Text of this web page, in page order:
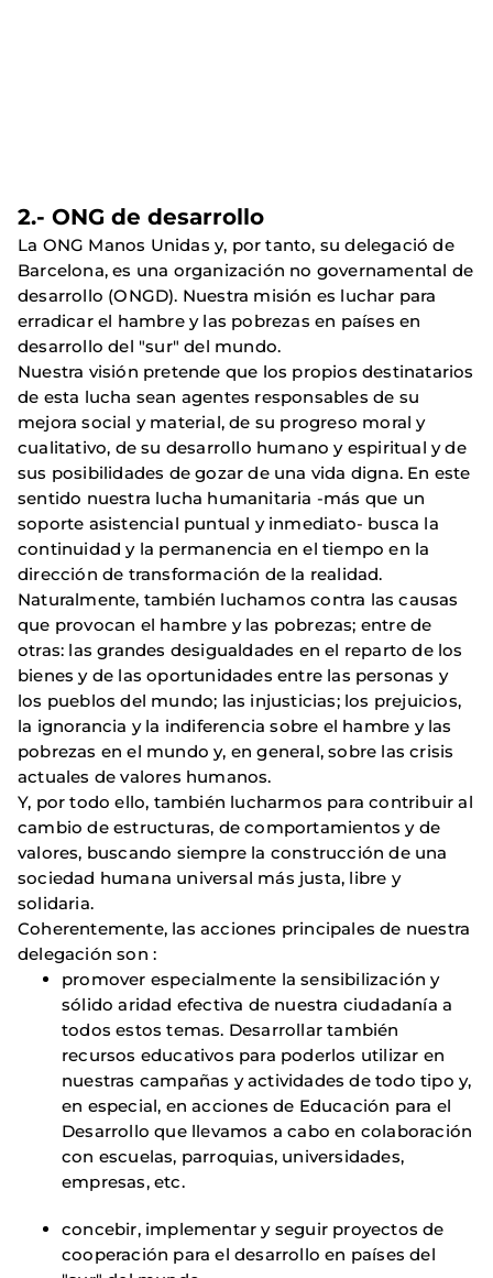
2.- ONG de desarrollo
La ONG Manos Unidas y, por tanto, su delegació de
Barcelona, es una organización no governamental de
desarrollo (ONGD). Nuestra misión es luchar para
erradicar el hambre y las pobrezas en países en
desarrollo del "sur" del mundo.
Nuestra visión pretende que los propios destinatarios
de esta lucha sean agentes responsables de su
mejora social y material, de su progreso moral y
cualitativo, de su desarrollo humano y espiritual y de
sus posibilidades de gozar de una vida digna. En este
sentido nuestra lucha humanitaria -más que un
soporte asistencial puntual y inmediato- busca la
continuidad y la permanencia en el tiempo en la
dirección de transformación de la realidad.
Naturalmente, también luchamos contra las causas
que provocan el hambre y las pobrezas; entre de
otras: las grandes desigualdades en el reparto de los
bienes y de las oportunidades entre las personas y
los pueblos del mundo; las injusticias; los prejuicios,
la ignorancia y la indiferencia sobre el hambre y las
pobrezas en el mundo y, en general, sobre las crisis
actuales de valores humanos.
Y, por todo ello, también lucharmos para contribuir al
cambio de estructuras, de comportamientos y de
valores, buscando siempre la construcción de una
sociedad humana universal más justa, libre y
solidaria.
Coherentemente, las acciones principales de nuestra
delegación son :
promover especialmente la sensibilización y
sólido aridad efectiva de nuestra ciudadanía a
todos estos temas. Desarrollar también
recursos educativos para poderlos utilizar en
nuestras campañas y actividades de todo tipo y,
en especial, en acciones de Educación para el
Desarrollo que llevamos a cabo en colaboración
con escuelas, parroquias, universidades,
empresas, etc.
concebir, implementar y seguir proyectos de
cooperación para el desarrollo en países del